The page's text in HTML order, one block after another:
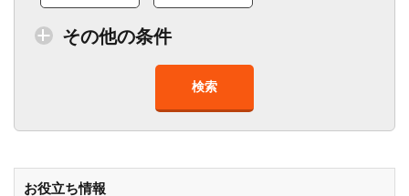
その他の条件
車椅子対応
検索
お役立ち情報